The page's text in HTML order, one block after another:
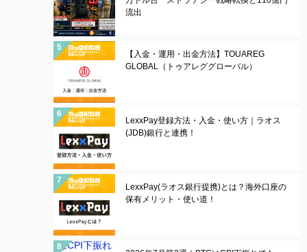
流出
【入金・運用・出金方法】TOUAREG
GLOBAL（トゥアレググローバル）
LexxPay登録方法・入金・使い方｜ラオス
(JDB)銀行と連携！
LexxPay(ラオス銀行提携)とは？海外口座の
保有メリット・使い道！